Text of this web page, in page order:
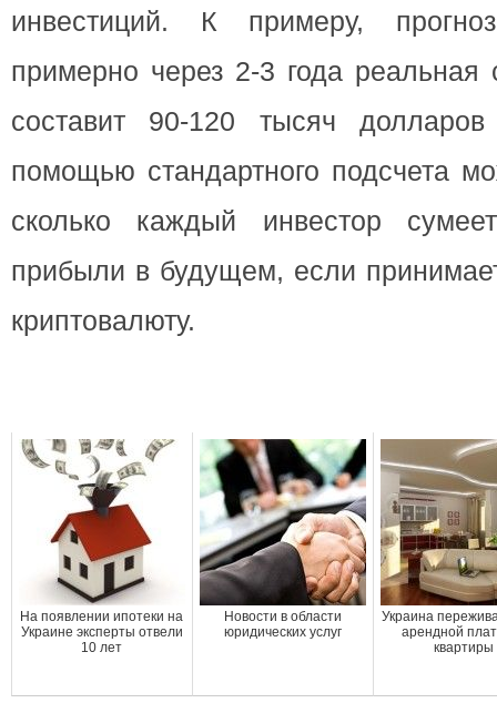
инвестиций. К примеру,
примерно через 2-3 года реальная
составит 90-120 тысяч
помощью стандартного подсчета
сколько каждый инвестор
прибыли в будущем, если
криптовалюту.
На появлении ипотеки на
Украине эксперты отвели
10 лет
Новости в области
юридических услуг
Украина
арендной
квартиры